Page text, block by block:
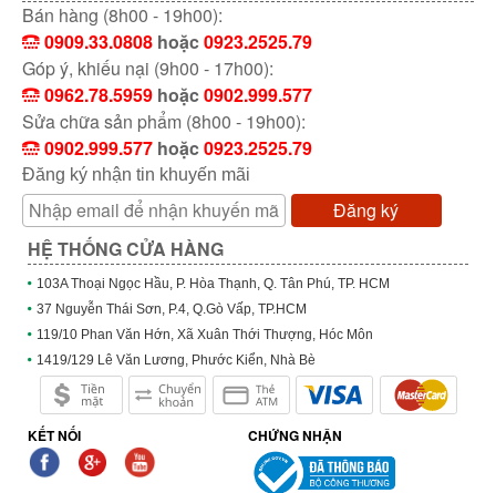
Bán hàng (8h00 - 19h00):
0909.33.0808 hoặc0923.2525.79
Góp ý, khiếu nại (9h00 - 17h00):
0962.78.5959 hoặc0902.999.577
Sửa chữa sản phẩm (8h00 - 19h00):
0902.999.577 hoặc0923.2525.79
Đăng ký nhận tin khuyến mãi
Đăng ký
HỆ THỐNG CỬA HÀNG
103A Thoại Ngọc Hầu, P. Hòa Thạnh, Q. Tân Phú, TP. HCM
37 Nguyễn Thái Sơn, P.4, Q.Gò Vấp, TP.HCM
119/10 Phan Văn Hớn, Xã Xuân Thới Thượng, Hóc Môn
1419/129 Lê Văn Lương, Phước Kiển, Nhà Bè
KẾT NỐI CHỨNG NHẬN